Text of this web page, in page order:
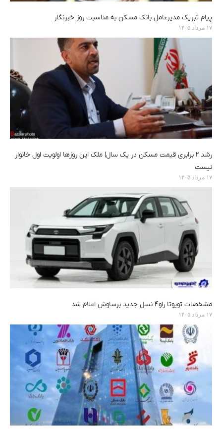
پیام تبریک مدیرعامل بانک مسکن به مناسبت روز خبرنگار
۱۷ مرداد ۱۴۰۵
رشد ۲ برابری قیمت مسکن در یک سال| ملک این روزها اولویت اول خانوار
نیست
۱۷ مرداد ۱۴۰۵
مشخصات تویوتا راو۴ نسل جدید برساوش اعلام شد
۱۷ مرداد ۱۴۰۵